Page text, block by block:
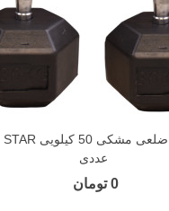
عددی
0 تومان